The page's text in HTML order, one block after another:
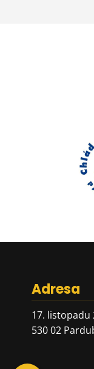
Adresa
17. listopadu
530 02